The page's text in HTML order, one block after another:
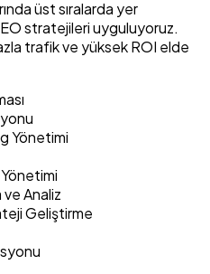
üst sıralarda yer
stratejileri uyguluyoruz.
trafik ve yüksek ROI elde
Yönetimi
Analiz
Geliştirme